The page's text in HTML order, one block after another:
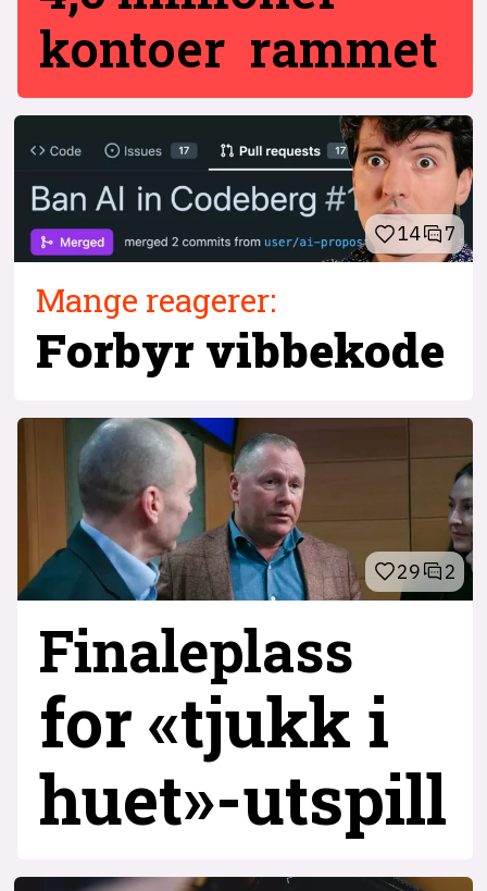
kontoer rammet
14 7
Mange reagerer:
Forbyr vibbekode
29 2
Finaleplass
for «tjukk i
huet»-utspill